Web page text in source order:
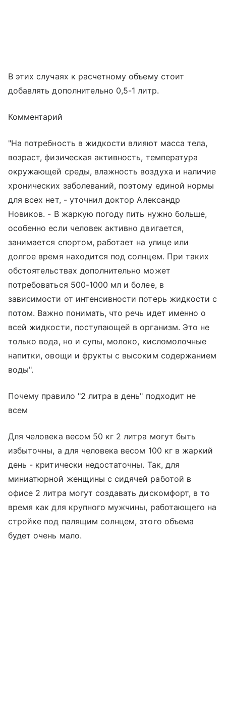
В этих случаях к расчетному объему стоит
добавлять дополнительно 0,5-1 литр.
Комментарий
"На потребность в жидкости влияют масса тела,
возраст, физическая активность, температура
окружающей среды, влажность воздуха и наличие
хронических заболеваний, поэтому единой нормы
для всех нет, - уточнил доктор Александр
Новиков. - В жаркую погоду пить нужно больше,
особенно если человек активно двигается,
занимается спортом, работает на улице или
долгое время находится под солнцем. При таких
обстоятельствах дополнительно может
потребоваться 500-1000 мл и более, в
зависимости от интенсивности потерь жидкости с
потом. Важно понимать, что речь идет именно о
всей жидкости, поступающей в организм. Это не
только вода, но и супы, молоко, кисломолочные
напитки, овощи и фрукты с высоким содержанием
воды".
Почему правило "2 литра в день" подходит не
всем
Для человека весом 50 кг 2 литра могут быть
избыточны, а для человека весом 100 кг в жаркий
день - критически недостаточны. Так, для
миниатюрной женщины с сидячей работой в
офисе 2 литра могут создавать дискомфорт, в то
время как для крупного мужчины, работающего на
стройке под палящим солнцем, этого объема
будет очень мало.